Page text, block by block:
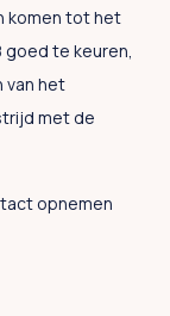
komen tot het
te keuren,
van het
met de
opnemen